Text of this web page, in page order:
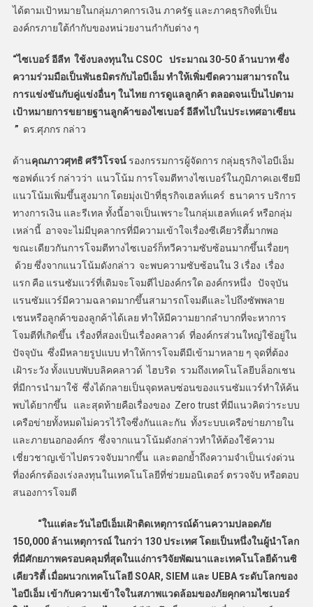
ได้ตามเป้าหมายในกลุ่มภาคการเงิน ภาครัฐ และภาคธุรกิจที่เป็น
องค์กรภายใต้กำกับของหน่วยงานกำกับต่าง ๆ
“ไซเบอร์ อีลีท ใช้งบลงทุนใน CSOC ประมาณ 30-50 ล้านบาทซึ่ง
ความร่วมมือเป็นพันธมิตรกับไอบีเอ็ม ทำให้เพิ่มขีดความสามารถใน
การแข่งขันกับคู่แข่งอื่นๆ ในไทย การดูแลลูกค้า ตลอดจนเป็นไปตาม
เป้าหมายการขยายฐานลูกค้าของไซเบอร์ อีลีทไปในประเทศอาเซียน
” ดร.ศุภกร กล่าว
ด้านคุณภาวศุทธิ ศรีวิโรจน์รองกรรมการผู้จัดการ กลุ่มธุรกิจไอบีเอ็ม
ซอฟต์แวร์ กล่าวว่า แนวโน้ม การโจมตีทางไซเบอร์ในภูมิภาคเอเชียมี
แนวโน้มเพิ่มขึ้นสูงมาก โดยมุ่งเป้าที่ธุรกิจเฮลท์แคร์ ธนาคาร บริการ
ทางการเงิน และรีเทล ทั้งนี้อาจเป็นเพราะในกลุ่มเฮลท์แคร์ หรือกลุ่ม
เหล่านี้ อาจจะไม่มีบุคลากรที่มีความเข้าใจเรื่องซีเคียวริตี้มากพอ
ขณะเดียวกันการโจมตีทางไซเบอร์ก็ทวีความซับซ้อนมากขึ้นเรื่อยๆ
ด้วย ซึ่งจากแนวโน้มดังกล่าว จะพบความซับซ้อนใน 3 เรื่อง เรื่อง
แรก คือ แรนซัมแวร์ที่เดิมจะโจมตีไปองค์กรใด องค์กรหนึ่ง ปัจจุบัน
แรนซัมแวร์มีความฉลาดมากขึ้นสามารถโจมตีและไปถึงซัพพลาย
เชนหรือลูกค้าของลูกค้าได้เลย ทำให้มีความยากลำบากที่จะหาการ
โจมตีที่เกิดขึ้น เรื่องที่สองเป็นเรื่องคลาวด์ ที่องค์กรส่วนใหญ่ใช้อยู่ใน
ปัจจุบัน ซึ่งมีหลายรูปแบบ ทำให้การโจมตีมีเข้ามาหลาย ๆ จุดที่ต้อง
เฝ้าระวัง ทั้งแบบพับบลิคคลาวด์ ไฮบริด รวมถึงเทคโนโลยีบล็อกเชน
ที่มีการนำมาใช้ ซึ่งได้กลายเป็นจุดหลบซ่อนของแรนซัมแวร์ทำให้ค้น
พบได้ยากขึ้น และสุดท้ายคือเรื่องของ Zero trust ที่มีแนวคิดว่าระบบ
เครือข่ายทั้งหมดไม่ควรไว้ใจซึ่งกันและกัน ทั้งระบบเครือข่ายภายใน
และภายนอกองค์กร ซึ่งจากแนวโน้มดังกล่าวทำให้ต้องใช้ความ
เชี่ยวชาญเข้าไปตรวจจับมากขึ้น และตอกย้ำถึงความจำเป็นเร่งด่วน
ที่องค์กรต้องเร่งลงทุนในเทคโนโลยีที่ช่วยมอนิเตอร์ ตรวจจับ หรือตอบ
สนองการโจมตี
“ในแต่ละวันไอบีเอ็มเฝ้าติดเหตุการณ์ด้านความปลอดภัย
150,000 ล้านเหตุการณ์ ในกว่า 130 ประเทศ โดยเป็นหนึ่งในผู้นำโลก
ที่มีศักยภาพครอบคลุมที่สุดในแง่การวิจัยพัฒนาและเทคโนโลยีด้านซิ
เคียวริตี้ เมื่อผนวกเทคโนโลยีSOAR, SIEM และ UEBAระดับโลกของ
ไอบีเอ็ม เข้ากับความเข้าใจในสภาพแวดล้อมของภัยคุกคามไซเบอร์